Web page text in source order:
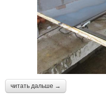
читать дальше →